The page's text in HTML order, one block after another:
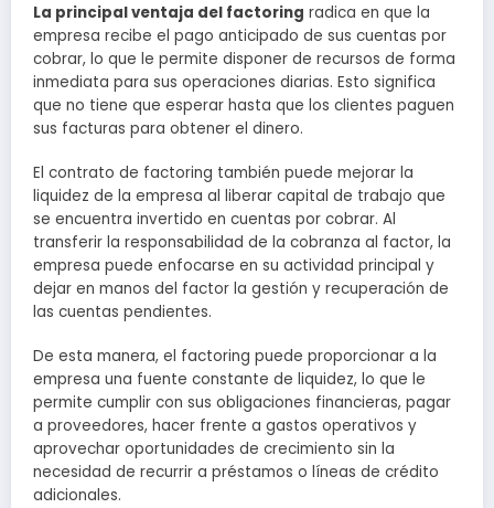
La principal ventaja del factoring radica en que la
empresa recibe el pago anticipado de sus cuentas por
cobrar, lo que le permite disponer de recursos de forma
inmediata para sus operaciones diarias. Esto significa
que no tiene que esperar hasta que los clientes paguen
sus facturas para obtener el dinero.
El contrato de factoring también puede mejorar la
liquidez de la empresa al liberar capital de trabajo que
se encuentra invertido en cuentas por cobrar. Al
transferir la responsabilidad de la cobranza al factor, la
empresa puede enfocarse en su actividad principal y
dejar en manos del factor la gestión y recuperación de
las cuentas pendientes.
De esta manera, el factoring puede proporcionar a la
empresa una fuente constante de liquidez, lo que le
permite cumplir con sus obligaciones financieras, pagar
a proveedores, hacer frente a gastos operativos y
aprovechar oportunidades de crecimiento sin la
necesidad de recurrir a préstamos o líneas de crédito
adicionales.